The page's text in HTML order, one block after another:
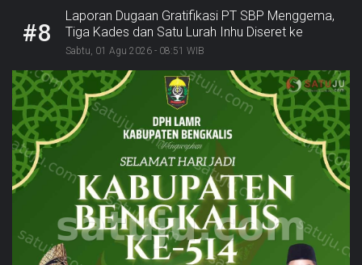
#8
Laporan Dugaan Gratifikasi PT SBP Menggema,
Tiga Kades dan Satu Lurah Inhu Diseret ke
Kejaksaan
Sabtu, 01 Agu 2026 - 08:51 WIB